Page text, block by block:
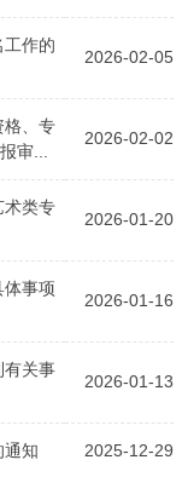
作的
2026-02-05
格、专
审...
2026-02-02
术类专
2026-01-20
事项
2026-01-16
有关事
2026-01-13
通知 2025-12-29